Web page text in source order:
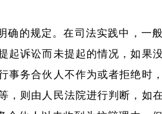
的规定。在司法实践中，一
起诉讼而未提起的情况，如果
事务合伙人不作为或者拒绝时
则由人民法院进行判断，如